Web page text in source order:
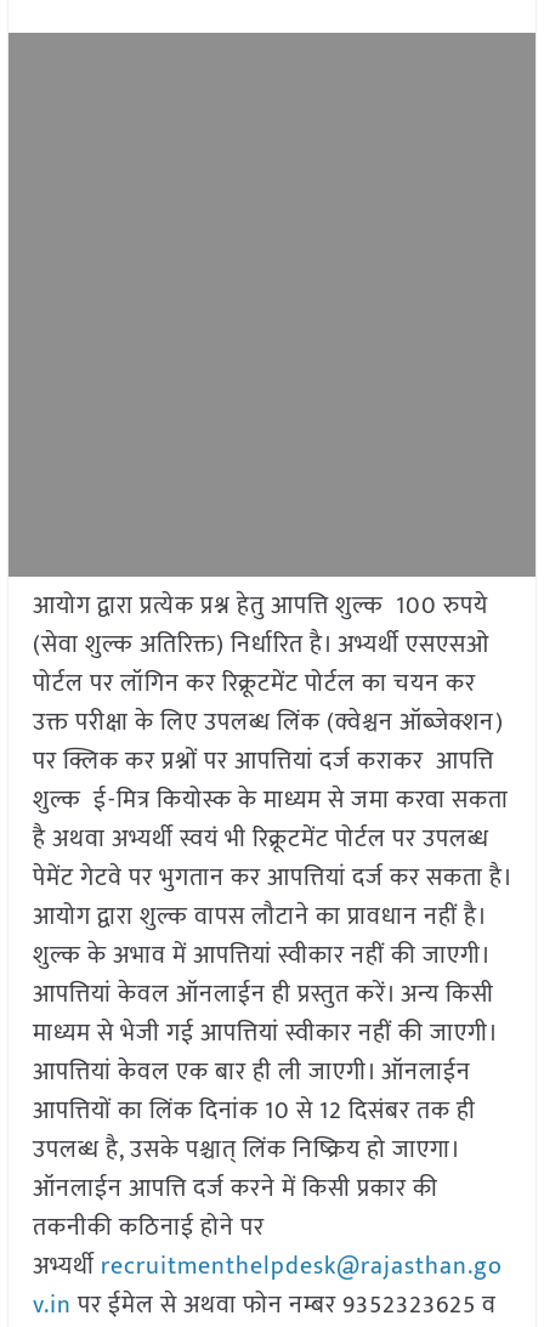
आयोग द्वारा प्रत्येक प्रश्न हेतु आपत्ति शुल्क 100 रुपये
(सेवा शुल्क अतिरिक्त) निर्धारित है। अभ्यर्थी एसएसओ
पोर्टल पर लॉगिन कर रिक्रूटमेंट पोर्टल का चयन कर
उक्त परीक्षा के लिए उपलब्ध लिंक (क्वेश्चन ऑब्जेक्शन)
पर क्लिक कर प्रश्नों पर आपत्तियां दर्ज कराकर आपत्ति
शुल्क ई-मित्र कियोस्क के माध्यम से जमा करवा सकता
है अथवा अभ्यर्थी स्वयं भी रिक्रूटमेंट पोर्टल पर उपलब्ध
पेमेंट गेटवे पर भुगतान कर आपत्तियां दर्ज कर सकता है।
आयोग द्वारा शुल्क वापस लौटाने का प्रावधान नहीं है।
शुल्क के अभाव में आपत्तियां स्वीकार नहीं की जाएगी।
आपत्तियां केवल ऑनलाईन ही प्रस्तुत करें। अन्य किसी
माध्यम से भेजी गई आपत्तियां स्वीकार नहीं की जाएगी।
आपत्तियां केवल एक बार ही ली जाएगी। ऑनलाईन
आपत्तियों का लिंक दिनांक 10 से 12 दिसंबर तक ही
उपलब्ध है, उसके पश्चात् लिंक निष्क्रिय हो जाएगा।
ऑनलाईन आपत्ति दर्ज करने में किसी प्रकार की
तकनीकी कठिनाई होने पर
अभ्यर्थीrecruitmenthelpdesk@rajasthan.go
v.inपर ईमेल से अथवा फोन नम्बर 9352323625 व